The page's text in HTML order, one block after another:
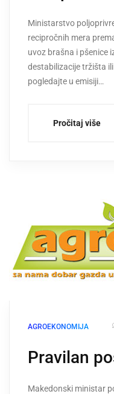
Ministarstvo
recipročnih mera
uvoz brašna i pšenice
destabilizacije tržišta
pogledajte u emisiji…
Pročitaj više
AGROEKONOMIJA
Pravilan
Makedonski ministar